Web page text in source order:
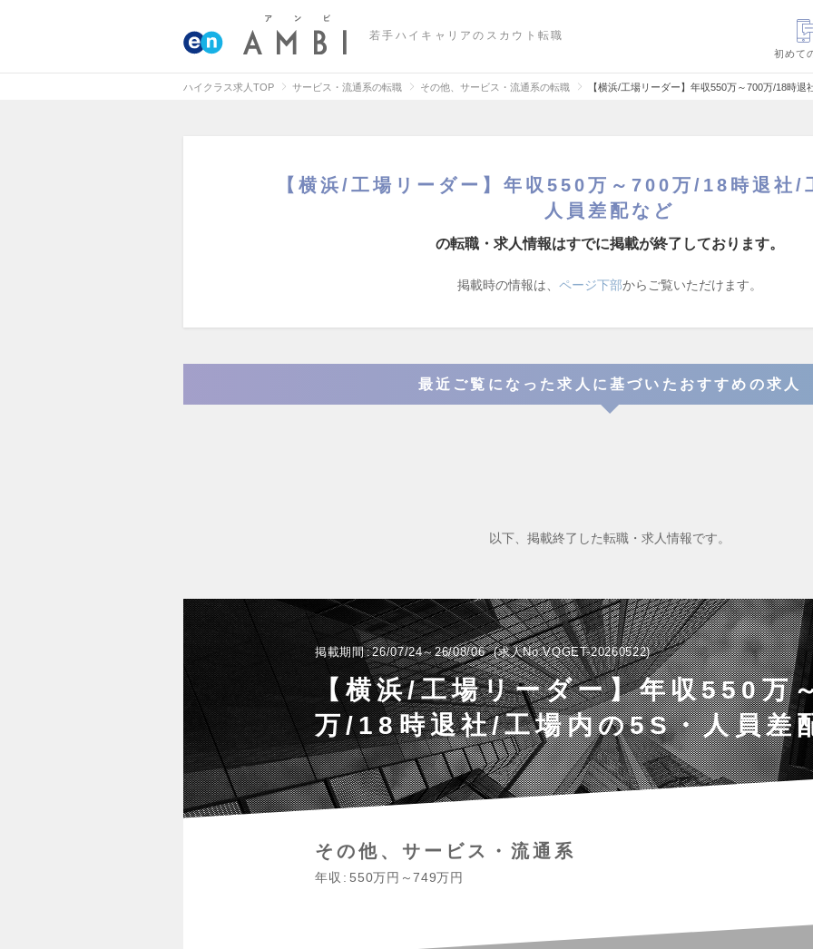
若手ハイキャリアのスカウト転職
初めて
ハイクラス求人TOP サービス・流通系の転職 その他、サービス・流通系の転職 【横浜/工場リーダー】年収550万～700万/18時
【横浜/工場リーダー】年収550万～700万/18時退社/
人員差配など
の転職・求人情報はすでに掲載が終了しております。
掲載時の情報は、 ページ下部からご覧いただけます。
最近ご覧になった求人に基づいたおすすめの求人
以下、掲載終了した転職・求人情報です。
掲載期間 26/07/24～26/08/06 求人No.VQGET-20260522
【横浜/工場リーダー】年収550万
万/18時退社/工場内の5S・人員差
その他、サービス・流通系
年収 550万円～749万円